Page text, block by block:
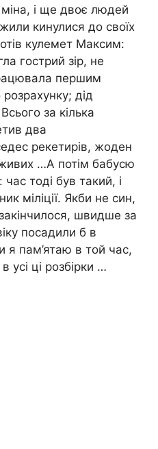
і ще двоє людей
кинулися до своїх
кулемет Максим:
гострий зір, не
першим
дід
за кілька
два
рекетирів, жоден
…А потім бабусю
тоді був такий, і
міліції. Якби не син,
швидше за
посадили б в
я пам’ятаю в той час,
усі ці розбірки …